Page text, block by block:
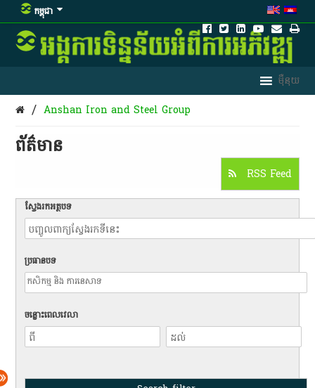
កម្ពុជា
/ Anshan Iron and Steel Group
ព័ត៌មាន​
RSS Feed
ស្វែងរកអត្ថបទ
ប្រធានបទ
ចន្លោះពេលវេលា